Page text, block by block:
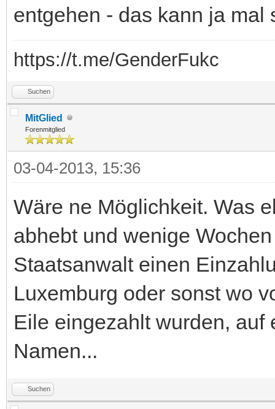
entgehen - das kann ja mal
https://t.me/GenderFukc
Suchen
MitGlied
Forenmitglied
03-04-2013, 15:36
Wäre ne Möglichkeit. Was
abhebt und wenige
Staatsanwalt einen
Luxemburg oder sonst wo
Eile eingezahlt wurden, auf
Namen...
Suchen